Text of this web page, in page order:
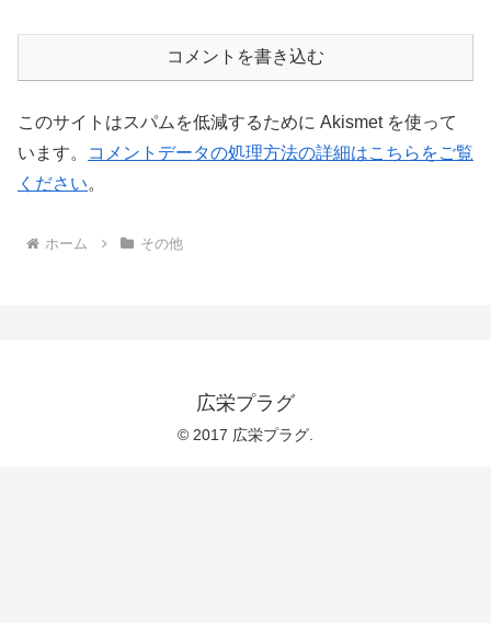
コメントを書き込む
このサイトはスパムを低減するために Akismet を使って
います。
コメントデータの処理方法の詳細はこちらをご覧
ください。
ホーム その他
広栄プラグ
© 2017 広栄プラグ.